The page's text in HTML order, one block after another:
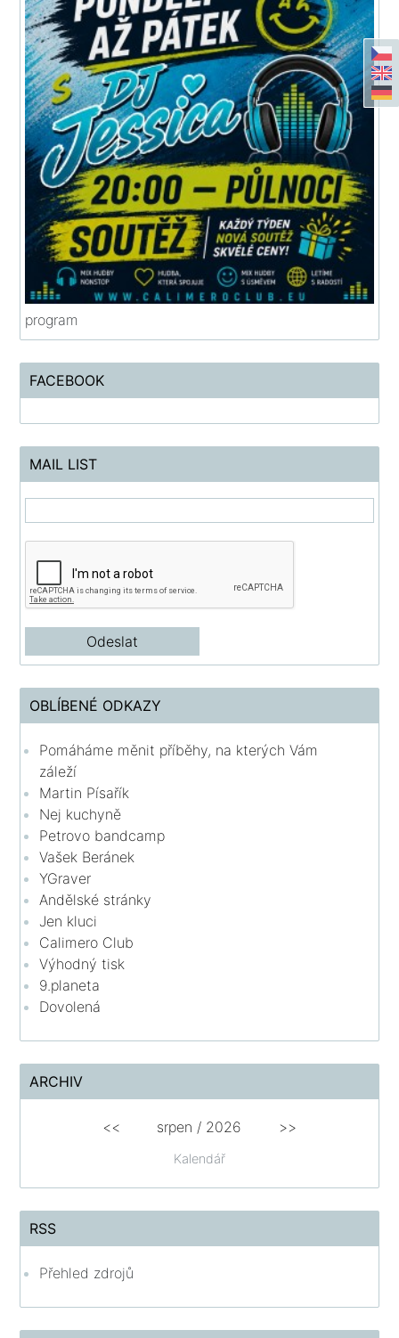
program
FACEBOOK
MAIL LIST
OBLÍBENÉ ODKAZY
Pomáháme měnit příběhy, na kterých Vám
záleží
Martin Písařík
Nej kuchyně
Petrovo bandcamp
Vašek Beránek
YGraver
Andělské stránky
Jen kluci
Calimero Club
Výhodný tisk
9.planeta
Dovolená
ARCHIV
Kalendář
<< srpen / 2026 >>
RSS
Přehled zdrojů